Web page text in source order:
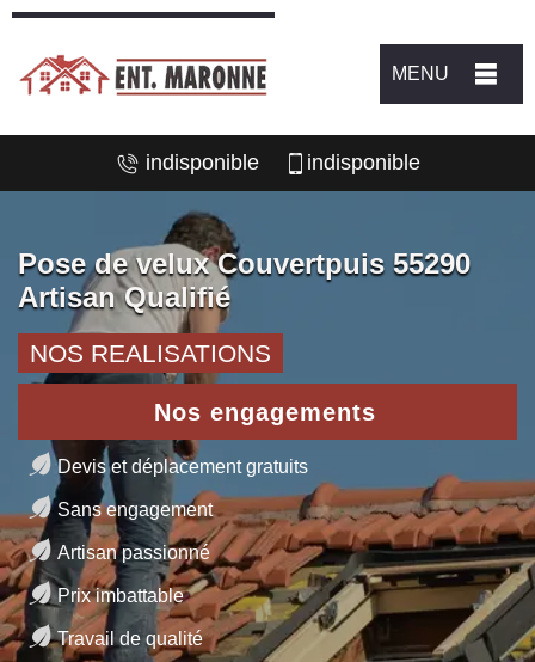
MENU
indisponible indisponible
Pose de velux Couvertpuis 55290
Artisan Qualifié
NOS REALISATIONS
Nos engagements
Devis et déplacement gratuits
Sans engagement
Artisan passionné
Prix imbattable
Travail de qualité